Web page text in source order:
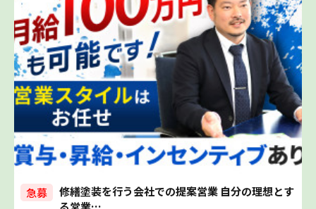
急募
修繕塗装を行う会社での提案営業 自分の理想とす